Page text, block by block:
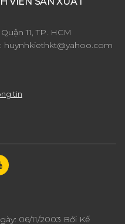
11, TP. HCM
huynhkiethkt@yahoo.com
tin
06/11/2003 Bởi Kế